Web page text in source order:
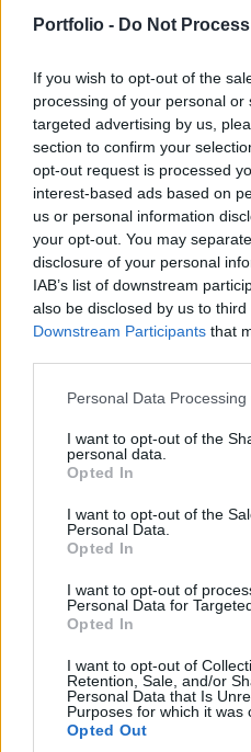
Portfolio - Do Not
If you wish to opt-out of the
processing of your personal
targeted advertising by us,
section to confirm your
opt-out request is processed
interest-based ads based on
us or personal information
your opt-out. You may
disclosure of your personal
IAB’s list of downstream
also be disclosed by us to
Downstream Participants that
Personal Data
I want to opt-out of the
personal data.
Opted In
I want to opt-out of the
Personal Data.
Opted In
I want to opt-out of
Personal Data for
Opted In
I want to opt-out of
Retention, Sale, and/or
Personal Data that Is
Purposes for which it was
Opted Out
Tudja-e esetleg valaki hogy
Mtelekom
2025. 02. 26.
Azt látom, de az nem tiszta hogy
vagy valakinek ilyen sok van és
Mtelekom
2025. 02. 26.
Nem engedik azt az 1600-at.
Mtelekom
2025. 02. 26.
LEGFRISSEBB TOPIKOK
ORBÁN TAKARODJ !!!
Delta Nyrt
4IG részvény
Eurós részvények
MOLly tulajok topikja
Lakás/Ingatlan árak
OTP részvényesek ide!
ORBÁN VIKTORT